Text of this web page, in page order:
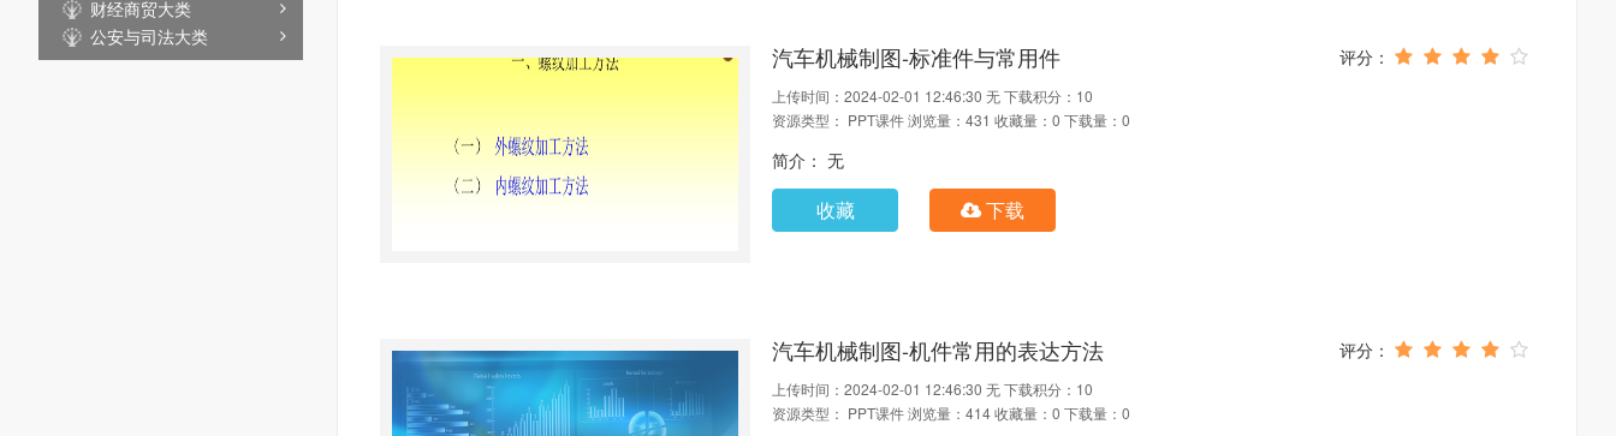
财经商贸大类
公安与司法大类
汽车机械制图-标准件与常用件
上传时间：2024-02-01 12:46:30 无下载积分：10
资源类型： PPT课件浏览量：431 收藏量：0 下载量：0
简介： 无
收藏 下载
汽车机械制图-机件常用的表达方法
上传时间：2024-02-01 12:46:30 无下载积分：10
资源类型： PPT课件浏览量：414收藏量：0 下载量：0